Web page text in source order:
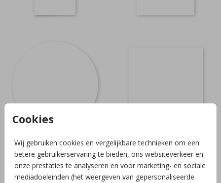
Cookies
Wij gebruiken cookies en vergelijkbare technieken om een
betere gebruikerservaring te bieden, ons websiteverkeer en
onze prestaties te analyseren en voor marketing- en sociale
mediadoeleinden (het weergeven van gepersonaliseerde